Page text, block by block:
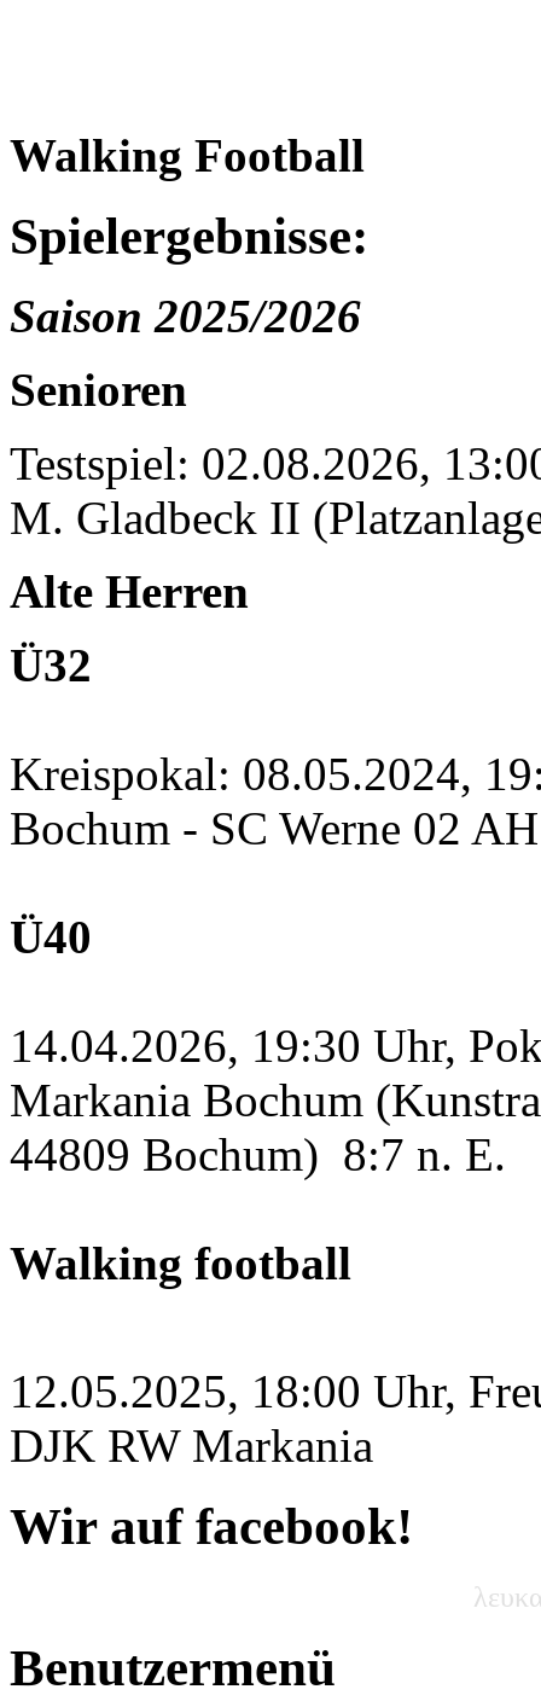
Walking Football
Spielergebnisse:
Saison 2025/2026
Senioren
Testspiel: 02.08.2026,
M. Gladbeck II
Alte Herren
Ü32
Kreispokal: 08.05.2024,
Bochum - SC Werne 02
Ü40
14.04.2026, 19:30 Uhr,
Markania Bochum
44809 Bochum) 8:7 n. E.
Walking football
12.05.2025, 18:00 Uhr,
DJK RW Markania
Wir auf facebook!
Benutzermenü